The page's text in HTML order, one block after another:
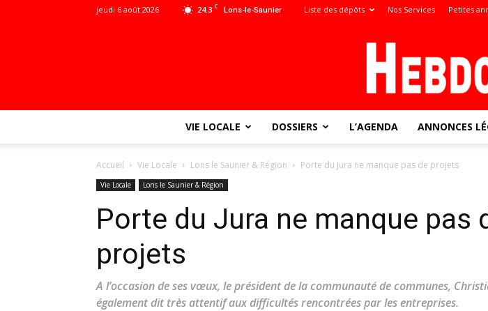
24.3 C Lons-le-Saunier
jeudi 6 août 2026 Liste des dépôts Nos Services Petites
VIE LOCALE DOSSIERS L’AGENDA ANNONCES
Accueil Vie Locale Lons le Saunier & Région Porte du Jura ne manque pas de projets
Vie Locale Lons le Saunier & Région
Porte du Jura ne manque pas
projets
A l’occasion de ses vœux, le président de la communauté de communes,
également dit très attentif aux difficultés rencontrées par les entreprises.